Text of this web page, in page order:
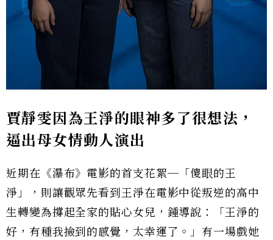
賈靜雯因為王淨的眼神多了很想法，
逼出母女情動人演出
近期在《瀑布》電影的首支花絮─「傻眼的王
淨」，則讓觀眾先看到王淨在電影中從叛逆的高中
生轉變為撐起全家的貼心女兒，鍾導說：「王淨的
好，有種我撿到的感覺，太幸運了。」有一場戲她